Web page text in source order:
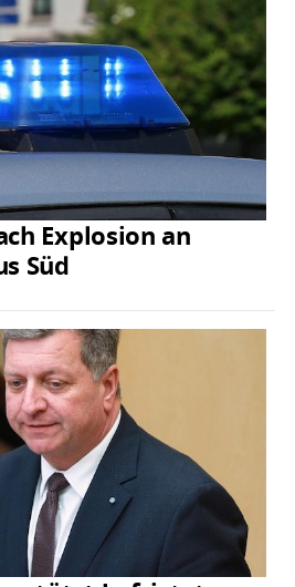
Explosion an
Süd